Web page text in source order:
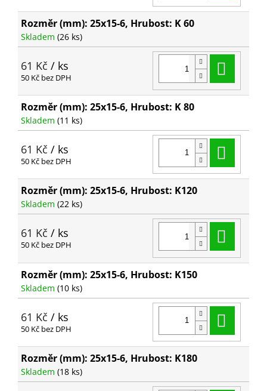
Rozměr (mm): 25x15-6, Hrubost: K 60
Skladem (26 ks)
61 Kč / ks
50 Kč bez DPH
Rozměr (mm): 25x15-6, Hrubost: K 80
Skladem (11 ks)
61 Kč / ks
50 Kč bez DPH
Rozměr (mm): 25x15-6, Hrubost: K120
Skladem (22 ks)
61 Kč / ks
50 Kč bez DPH
Rozměr (mm): 25x15-6, Hrubost: K150
Skladem (10 ks)
61 Kč / ks
50 Kč bez DPH
Rozměr (mm): 25x15-6, Hrubost: K180
Skladem (18 ks)